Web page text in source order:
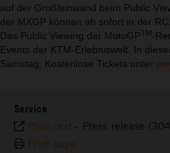
auf der Großleinwand beim Public
der MXGP können ab sofort in der
Das Public Viewing der MotoGPTM-
Events der KTM-Erlebniswelt. In
Samstag. Kostenlose Tickets unter
Service
Plain text - Press release
Print page